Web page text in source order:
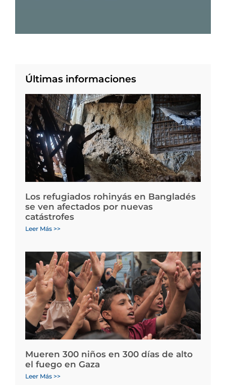
Últimas informaciones
Los refugiados rohinyás en Bangladés
se ven afectados por nuevas
catástrofes
Leer Más >>
Mueren 300 niños en 300 días de alto
el fuego en Gaza
Leer Más >>